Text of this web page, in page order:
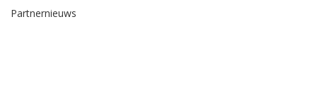
Partnernieuws